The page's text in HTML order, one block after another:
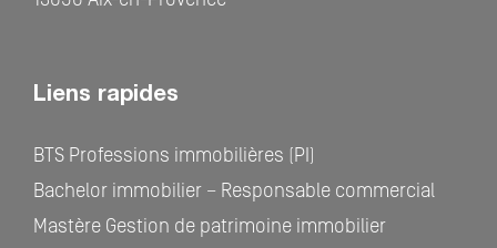
Liens rapides
BTS Professions immobilières (PI)
Bachelor immobilier – Responsable commercial
Mastère Gestion de patrimoine immobilier